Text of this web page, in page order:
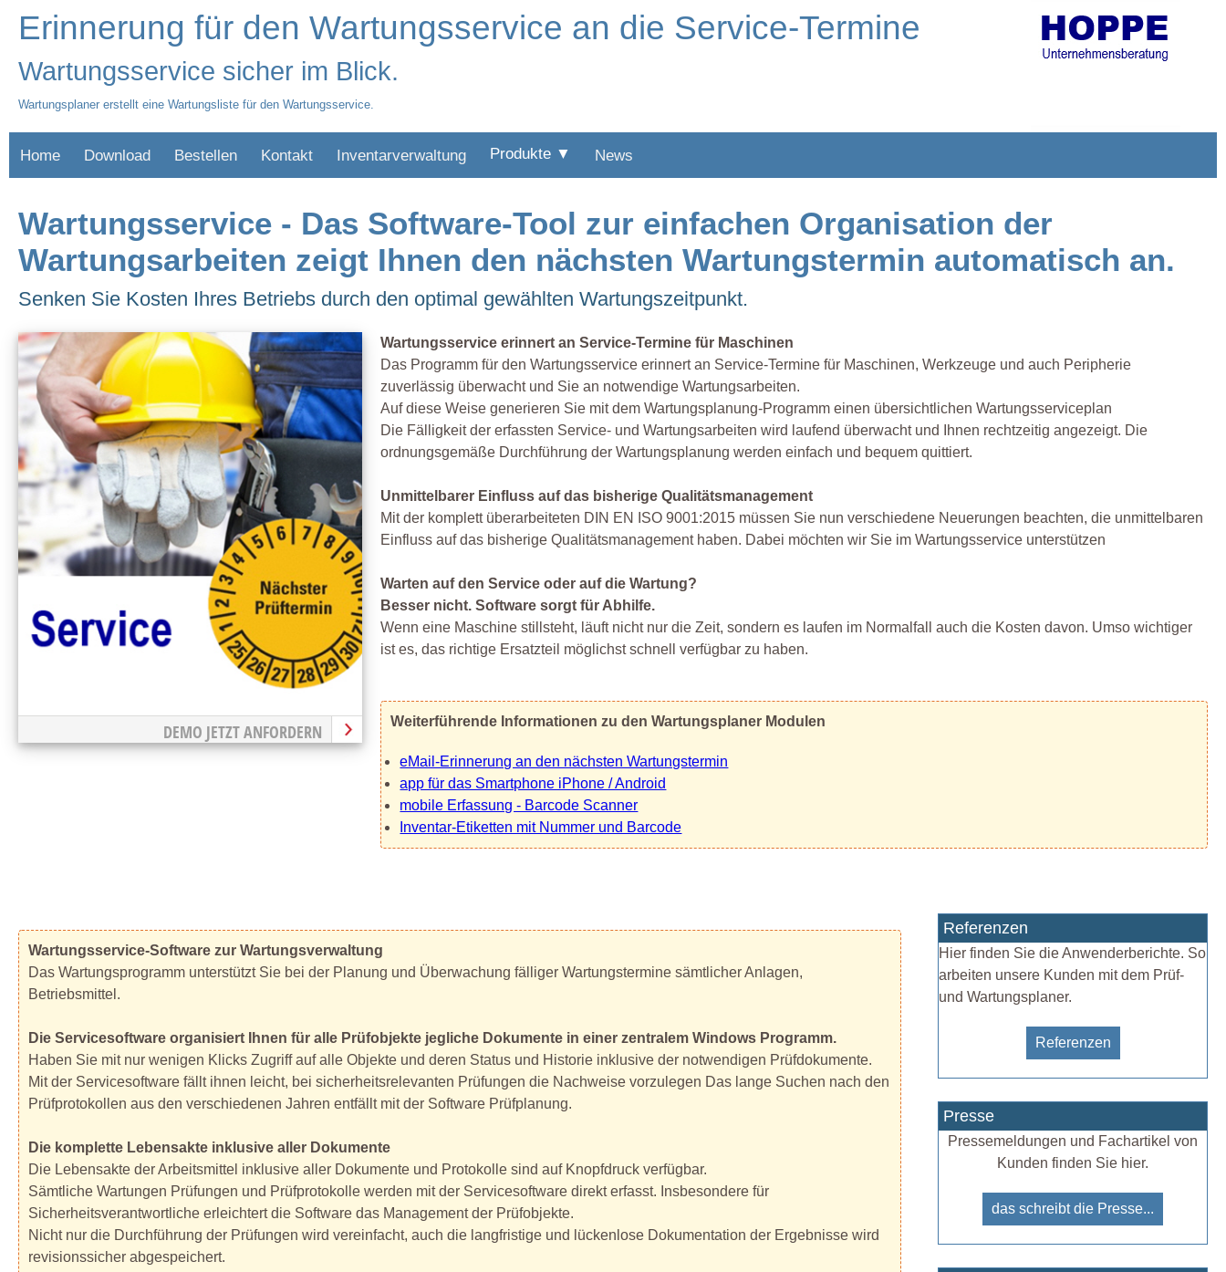
Erinnerung für den Wartungsservice an die Service-Termine
Wartungsservice sicher im Blick.
Wartungsplaner erstellt eine Wartungsliste für den Wartungsservice.
Home Download Bestellen Kontakt Inventarverwaltung Produkte ▼ News
Wartungsservice - Das Software-Tool zur einfachen Organisation der
Wartungsarbeiten zeigt Ihnen den nächsten Wartungstermin automatisch an.
Senken Sie Kosten Ihres Betriebs durch den optimal gewählten Wartungszeitpunkt.
DEMO JETZT ANFORDERN
Wartungsservice erinnert an Service-Termine für Maschinen
Das Programm für den Wartungsservice erinnert an Service-Termine für Maschinen, Werkzeuge und auch Peripherie
zuverlässig überwacht und Sie an notwendige Wartungsarbeiten.
Auf diese Weise generieren Sie mit dem Wartungsplanung-Programm einen übersichtlichen Wartungsserviceplan
Die Fälligkeit der erfassten Service- und Wartungsarbeiten wird laufend überwacht und Ihnen rechtzeitig angezeigt. Die
ordnungsgemäße Durchführung der Wartungsplanung werden einfach und bequem quittiert.
Unmittelbarer Einfluss auf das bisherige Qualitätsmanagement
Mit der komplett überarbeiteten DIN EN ISO 9001:2015 müssen Sie nun verschiedene Neuerungen beachten, die unmittelbaren
Einfluss auf das bisherige Qualitätsmanagement haben. Dabei möchten wir Sie im Wartungsservice unterstützen
Warten auf den Service oder auf die Wartung?
Besser nicht. Software sorgt für Abhilfe.
Wenn eine Maschine stillsteht, läuft nicht nur die Zeit, sondern es laufen im Normalfall auch die Kosten davon. Umso wichtiger
ist es, das richtige Ersatzteil möglichst schnell verfügbar zu haben.
Weiterführende Informationen zu den Wartungsplaner Modulen
eMail-Erinnerung an den nächsten Wartungstermin
app für das Smartphone iPhone / Android
mobile Erfassung - Barcode Scanner
Inventar-Etiketten mit Nummer und Barcode
Wartungsservice-Software zur Wartungsverwaltung
Das Wartungsprogramm unterstützt Sie bei der Planung und Überwachung fälliger Wartungstermine sämtlicher Anlagen,
Betriebsmittel.
Die Servicesoftware organisiert Ihnen für alle Prüfobjekte jegliche Dokumente in einer zentralem Windows Programm.
Haben Sie mit nur wenigen Klicks Zugriff auf alle Objekte und deren Status und Historie inklusive der notwendigen Prüfdokumente.
Mit der Servicesoftware fällt ihnen leicht, bei sicherheitsrelevanten Prüfungen die Nachweise vorzulegen Das lange Suchen nach den
Prüfprotokollen aus den verschiedenen Jahren entfällt mit der Software Prüfplanung.
Die komplette Lebensakte inklusive aller Dokumente
Die Lebensakte der Arbeitsmittel inklusive aller Dokumente und Protokolle sind auf Knopfdruck verfügbar.
Sämtliche Wartungen Prüfungen und Prüfprotokolle werden mit der Servicesoftware direkt erfasst. Insbesondere für
Sicherheitsverantwortliche erleichtert die Software das Management der Prüfobjekte.
Nicht nur die Durchführung der Prüfungen wird vereinfacht, auch die langfristige und lückenlose Dokumentation der Ergebnisse wird
revisionssicher abgespeichert.
Referenzen
Hier finden Sie die Anwenderberichte. So
arbeiten unsere Kunden mit dem Prüf-
und Wartungsplaner.
Referenzen
Presse
Pressemeldungen und Fachartikel von
Kunden finden Sie hier.
das schreibt die Presse...